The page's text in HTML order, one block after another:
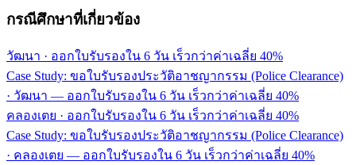
กรณีศึกษาที่เกี่ยวข้อง
วัฒนา · ออกใบรับรองใน 6 วัน เร็วกว่าค่าเฉลี่ย 40%
Case Study: ขอใบรับรองประวัติอาชญากรรม (Police Clearance)
· วัฒนา — ออกใบรับรองใน 6 วัน เร็วกว่าค่าเฉลี่ย 40%
คลองเตย · ออกใบรับรองใน 6 วัน เร็วกว่าค่าเฉลี่ย 40%
Case Study: ขอใบรับรองประวัติอาชญากรรม (Police Clearance)
· คลองเตย — ออกใบรับรองใน 6 วัน เร็วกว่าค่าเฉลี่ย 40%